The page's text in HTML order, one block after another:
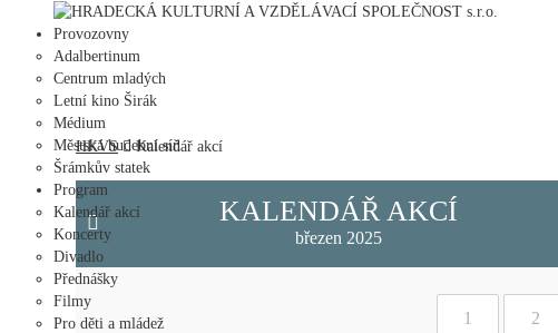
Provozovny
Adalbertinum
Centrum mladých
Letní kino Širák
Médium
Městská hudební síň
Šrámkův statek
Program
Kalendář akcí
Koncerty
Divadlo
Přednášky
Filmy
Pro děti a mládež
HKVS Kalendář akcí
KALENDÁŘ AKCÍ
březen 2025
1 2